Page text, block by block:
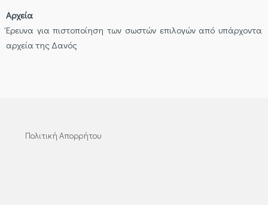
Αρχεία
Έρευνα για πιστοποίηση των σωστών επιλογών από υπάρχοντα
αρχεία της Δανός
Πολιτική Απορρήτου